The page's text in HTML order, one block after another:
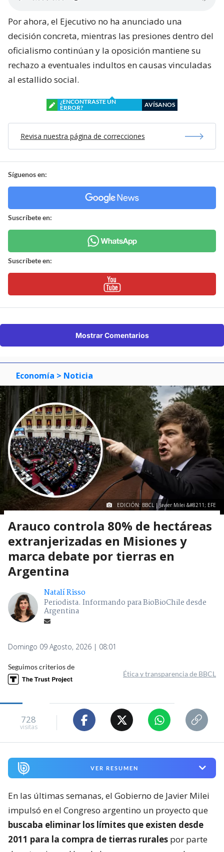
Por ahora, el Ejecutivo no ha anunciado una
decisión concreta, mientras las presiones dentro del
oficialismo continúan y la oposición mantiene su
rechazo a eventuales indultos en causas vinculadas
al estallido social.
¿ENCONTRASTE UN
ERROR?
AVÍSANOS
Revisa nuestra página de correcciones
Síguenos en:
Suscríbete en:
Suscríbete en:
Mostrar Comentarios
Economía > Noticia
EDICIÓN: BBCL | Javier Milei &#8211; EFE
Arauco controla 80% de hectáreas
extranjerizadas en Misiones y
marca debate por tierras en
Argentina
Natalí Risso
Periodista. Informando para BioBioChile desde
Argentina
Domingo 09 Agosto, 2026 | 08:01
Seguimos criterios de
Ética y transparencia de BBCL
728
visitas
VER RESUMEN
En las últimas semanas, el Gobierno de Javier Milei
impulsó en el Congreso argentino un proyecto que
buscaba eliminar los límites que existen desde
2011 para la compra de tierras rurales por parte